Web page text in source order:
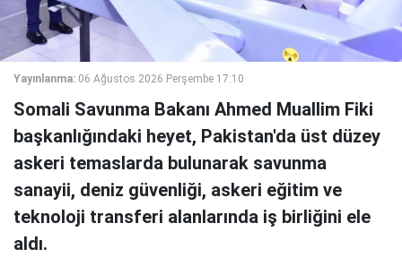
Yayınlanma: 06 Ağustos 2026 Perşembe 17:10
Somali Savunma Bakanı Ahmed Muallim Fiki
başkanlığındaki heyet, Pakistan'da üst düzey
askeri temaslarda bulunarak savunma
sanayii, deniz güvenliği, askeri eğitim ve
teknoloji transferi alanlarında iş birliğini ele
aldı.